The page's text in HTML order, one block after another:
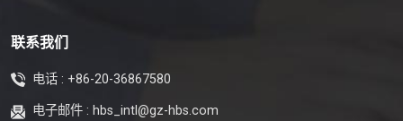
联系我们
电话 : +86-20-36867580
电子邮件 : hbs_intl@gz-hbs.com